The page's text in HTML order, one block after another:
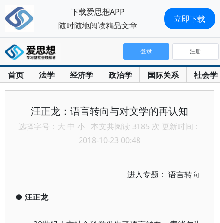
首页 法学 经济学 政治学 国际关系 社会学
登录 注册
汪正龙：语言转向与对文学的再认知
选择字号： 大 中 小 本文共阅读 3185 次 更新时间：
2018-10-23 00:48
进入专题：语言转向
● 汪正龙
下载爱思想APP
随时随地阅读精品文章
立即下载